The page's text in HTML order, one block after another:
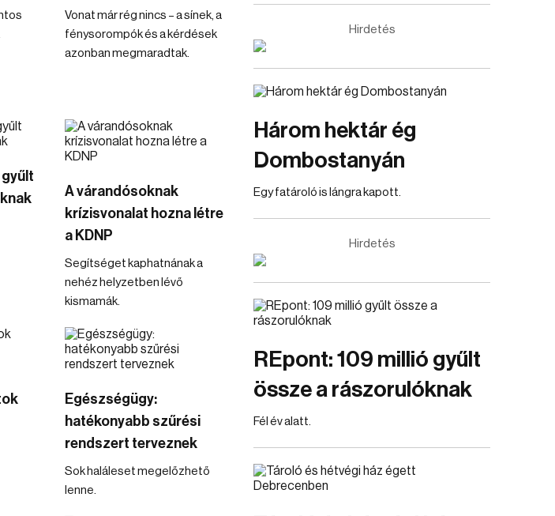
Vonat már rég nincs – a sínek, a
fénysorompók és a kérdések
azonban megmaradtak.
gyűlt
A várandósoknak
krízisvonalat hozna létre
a KDNP
Segítséget kaphatnának a
nehéz helyzetben lévő
kismamák.
Egészségügy:
hatékonyabb szűrési
rendszert terveznek
Sok haláleset megelőzhető
lenne.
Hirdetés
Három hektár ég
Dombostanyán
Egy fatároló is lángra kapott.
Hirdetés
REpont: 109 millió gyűlt
össze a rászorulóknak
Fél év alatt.